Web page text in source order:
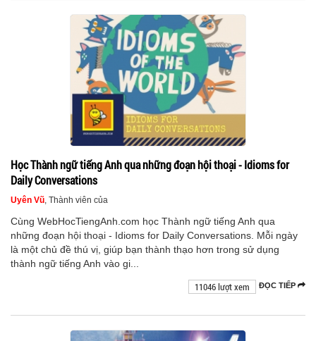
Học Thành ngữ tiếng Anh qua những đoạn hội thoại - Idioms for
Daily Conversations
Uyên Vũ , Thành viên của
Cùng WebHocTiengAnh.com học Thành ngữ tiếng Anh qua
những đoạn hội thoại - Idioms for Daily Conversations. Mỗi ngày
là một chủ đề thú vị, giúp bạn thành thạo hơn trong sử dụng
thành ngữ tiếng Anh vào gi...
ĐỌC TIẾP
11046 lượt xem